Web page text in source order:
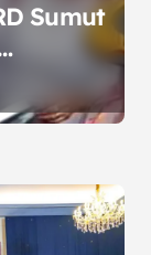
Sumut